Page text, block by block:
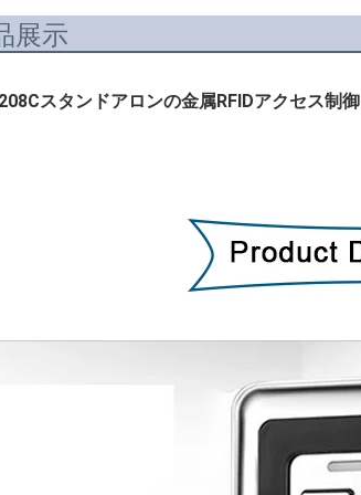
展示
スタンドアロンの金属RFIDアクセス制御